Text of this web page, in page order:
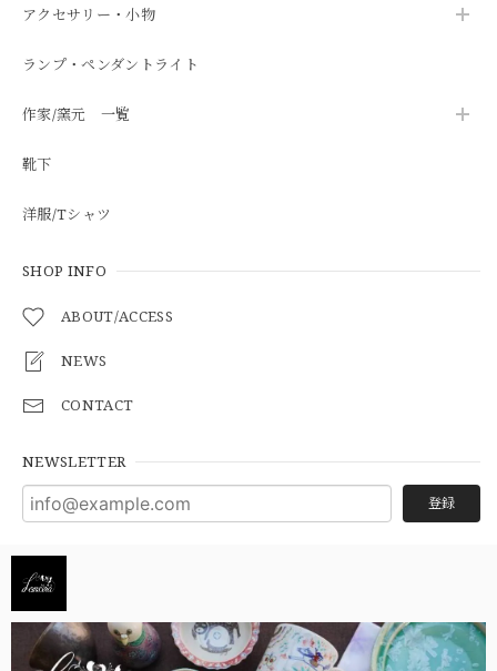
アクセサリー・小物
ランプ・ペンダントライト
作家/窯元 一覧
靴下
洋服/Tシャツ
SHOP INFO
ABOUT/ACCESS
NEWS
CONTACT
NEWSLETTER
登録